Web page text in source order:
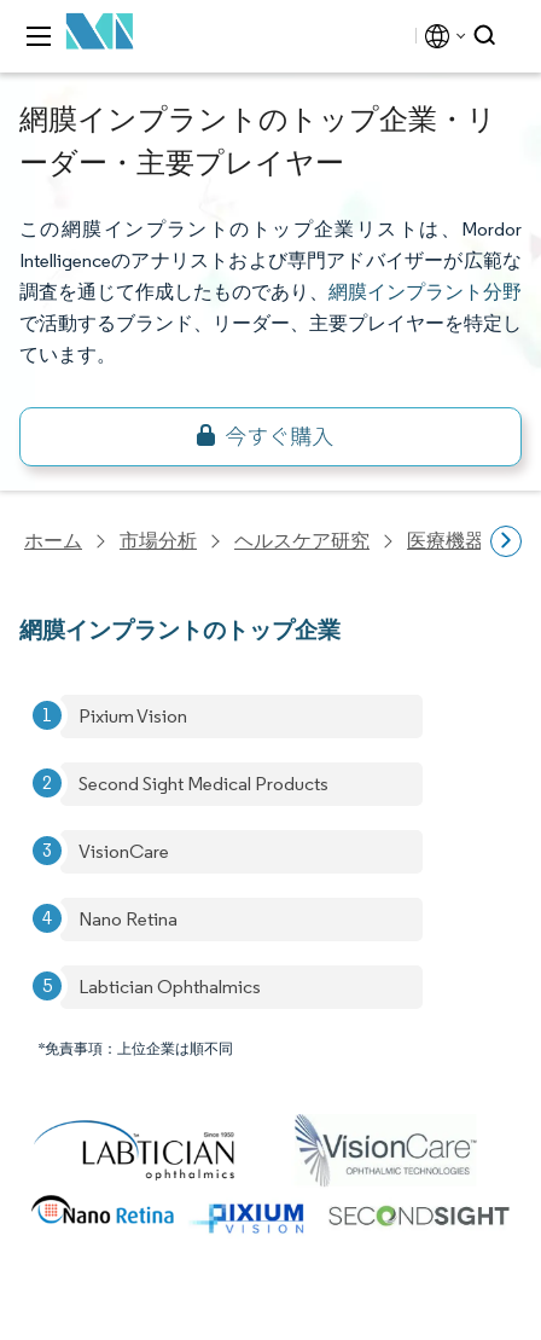
網膜インプラントのトップ企業・リ
ーダー・主要プレイヤー
この網膜インプラントのトップ企業リストは、Mordor
Intelligenceのアナリストおよび専門アドバイザーが広範な
調査を通じて作成したものであり、 網膜インプラント分野
で活動するブランド、リーダー、主要プレイヤーを特定し
ています。
ホーム 市場分析 ヘルスケア研究 医療機器研究
網膜インプラントのトップ企業
Pixium Vision
Second Sight Medical Products
VisionCare
Nano Retina
Labtician Ophthalmics
*免責事項：上位企業は順不同